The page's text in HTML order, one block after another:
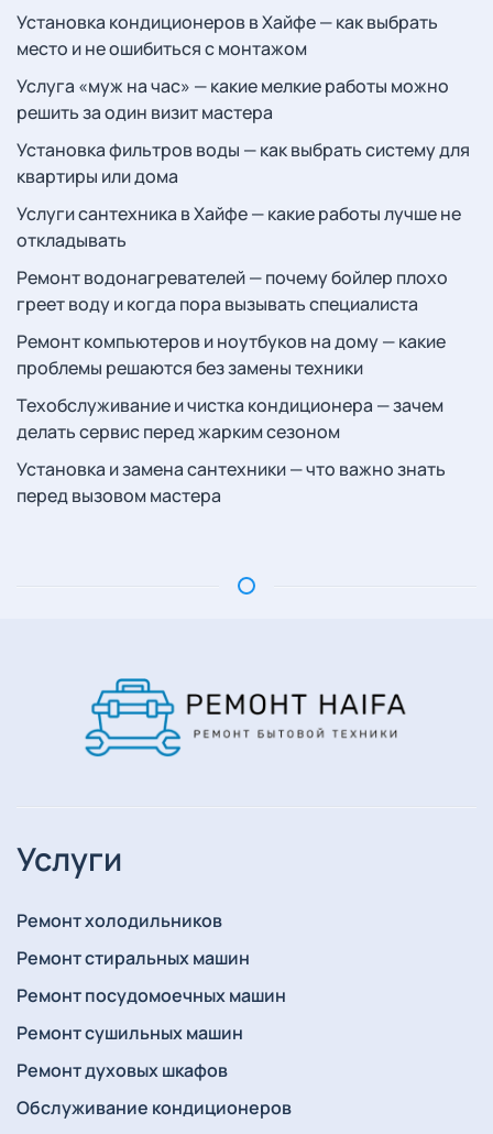
Установка кондиционеров в Хайфе — как выбрать
место и не ошибиться с монтажом
Услуга «муж на час» — какие мелкие работы можно
решить за один визит мастера
Установка фильтров воды — как выбрать систему для
квартиры или дома
Услуги сантехника в Хайфе — какие работы лучше не
откладывать
Ремонт водонагревателей — почему бойлер плохо
греет воду и когда пора вызывать специалиста
Ремонт компьютеров и ноутбуков на дому — какие
проблемы решаются без замены техники
Техобслуживание и чистка кондиционера — зачем
делать сервис перед жарким сезоном
Установка и замена сантехники — что важно знать
перед вызовом мастера
Услуги
Ремонт холодильников
Ремонт стиральных машин
Ремонт посудомоечных машин
Ремонт сушильных машин
Ремонт духовых шкафов
Обслуживание кондиционеров